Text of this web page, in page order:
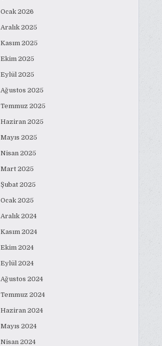
Ocak 2026
Aralık 2025
Kasım 2025
Ekim 2025
Eylül 2025
Ağustos 2025
Temmuz 2025
Haziran 2025
Mayıs 2025
Nisan 2025
Mart 2025
Şubat 2025
Ocak 2025
Aralık 2024
Kasım 2024
Ekim 2024
Eylül 2024
Ağustos 2024
Temmuz 2024
Haziran 2024
Mayıs 2024
Nisan 2024